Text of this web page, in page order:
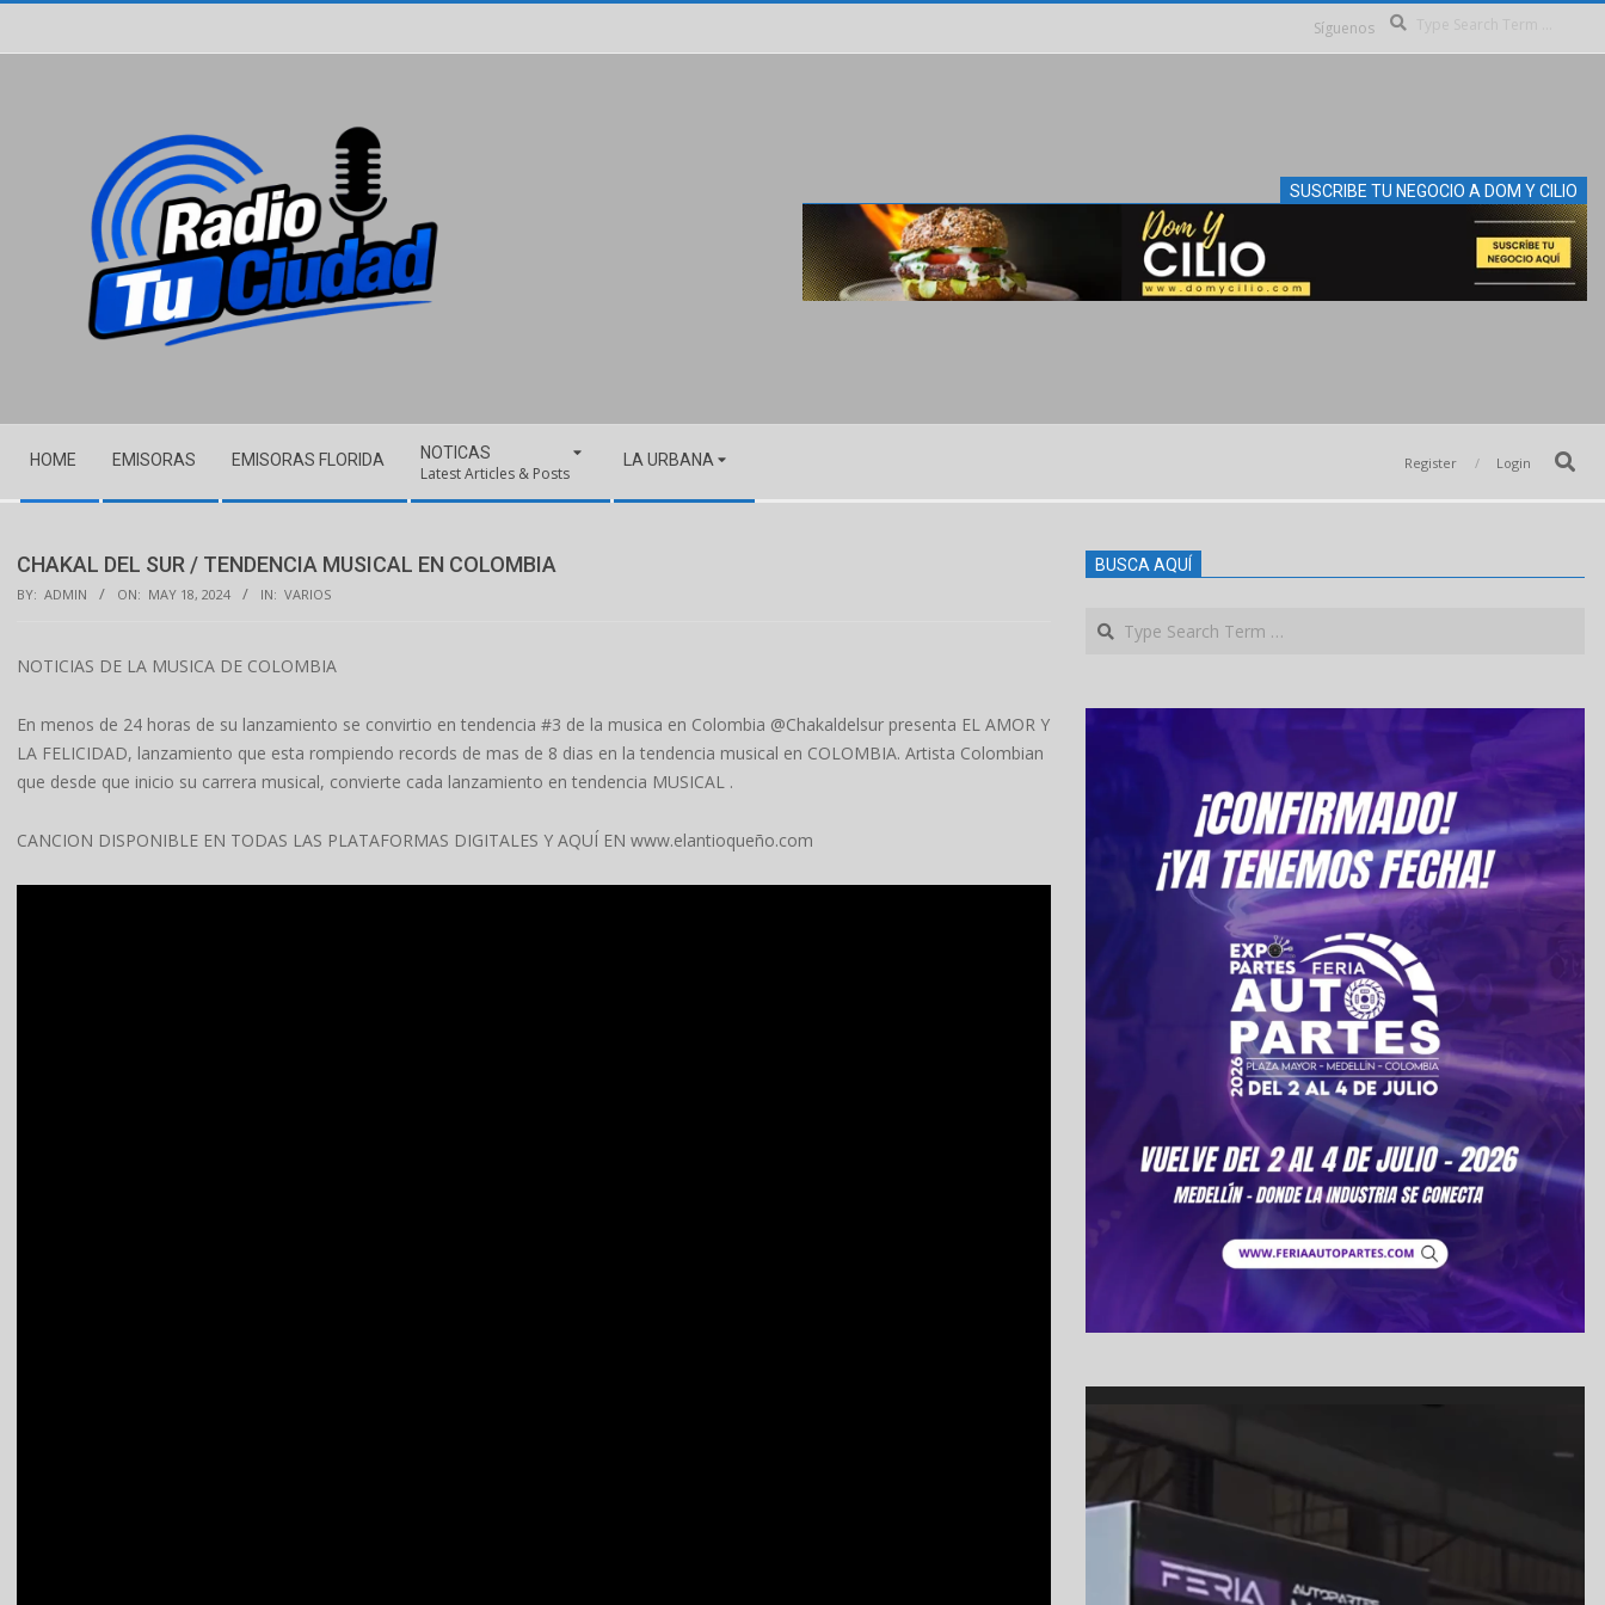
Síguenos
SUSCRIBE TU NEGOCIO A DOM Y CILIO
Navigation
Menu
HOME EMISORAS EMISORAS FLORIDA NOTICAS
Latest Articles & Posts
LA URBANA Register Login Search
CHAKAL DEL SUR / TENDENCIA MUSICAL EN COLOMBIA
BY: ADMIN ON: MAY 18, 2024 IN: VARIOS
NOTICIAS DE LA MUSICA DE COLOMBIA
En menos de 24 horas de su lanzamiento se convirtio en tendencia #3 de la musica en Colombia @Chakaldelsur presenta EL AMOR Y
LA FELICIDAD, lanzamiento que esta rompiendo records de mas de 8 dias en la tendencia musical en COLOMBIA. Artista Colombian
que desde que inicio su carrera musical, convierte cada lanzamiento en tendencia MUSICAL .
CANCION DISPONIBLE EN TODAS LAS PLATAFORMAS DIGITALES Y AQUÍ EN www.elantioqueño.com
BUSCA AQUÍ
Search
Player